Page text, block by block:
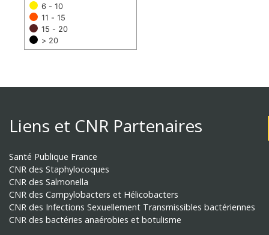
6 - 10
11 - 15
15 - 20
> 20
Liens et CNR Partenaires
Santé Publique France
CNR des Staphylocoques
CNR des Salmonella
CNR des Campylobacters et Hélicobacters
CNR des Infections Sexuellement Transmissibles bactériennes
CNR des bactéries anaérobies et botulisme